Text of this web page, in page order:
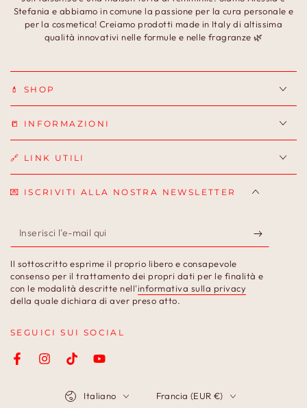
Stefania e abbiamo in comune la passione per la cura personale e
per la cosmetica! Creiamo prodotti made in Italy di altissima
qualità innovativi nelle formule e nelle fragranze 🌿
💄 SHOP
📒 INFORMAZIONI
🔗 LINK UTILI
💌 ISCRIVITI ALLA NOSTRA NEWSLETTER
Inserisci
l'e-
mail
qui
Il sottoscritto esprime il proprio libero e consapevole
consenso per il trattamento dei propri dati per le finalità e
con le modalità descritte nell'informativa sulla privacy
della quale dichiara di aver preso atto.
SEGUICI SUI SOCIAL
FacebookInstagramTikTokYouTube
Italiano
geografica
Francia (EUR €)